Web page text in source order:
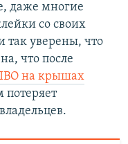
даже многие
со своих
так уверены, что
что после
на крышах
потеряет